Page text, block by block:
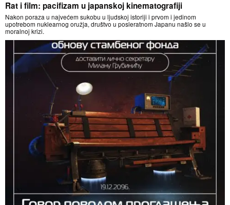
Rat i film: pacifizam u japanskoj kinematografiji
Nakon poraza u najvećem sukobu u ljudskoj istoriji i prvom i jedinom
upotrebom nuklearnog oružja, društvo u posleratnom Japanu našlo se u
moralnoj krizi.